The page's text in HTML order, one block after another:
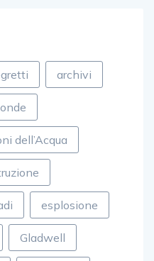
archivi
dell’Acqua
esplosione
Gladwell